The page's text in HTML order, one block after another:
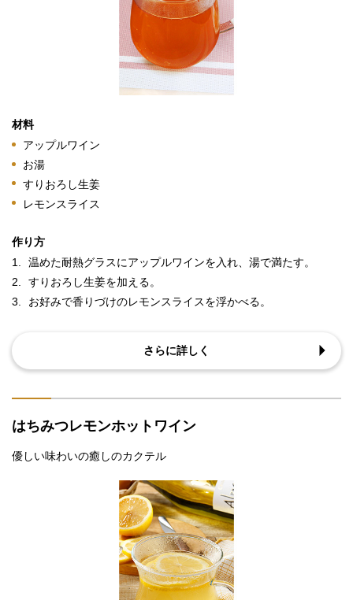
材料
アップルワイン
お湯
すりおろし生姜
レモンスライス
作り方
1.
温めた耐熱グラスにアップルワインを入れ、湯で満たす。
2.
すりおろし生姜を加える。
3.
お好みで香りづけのレモンスライスを浮かべる。
さらに詳しく
はちみつレモンホットワイン
優しい味わいの癒しのカクテル